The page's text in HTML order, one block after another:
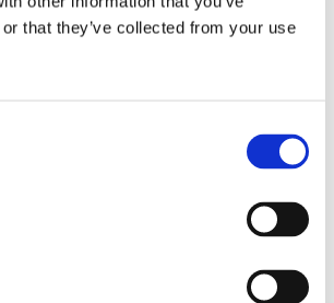
that they’ve collected from your use
físicamente apto para participar de
adversas y que el paseo puede ser
de fauna no pueden